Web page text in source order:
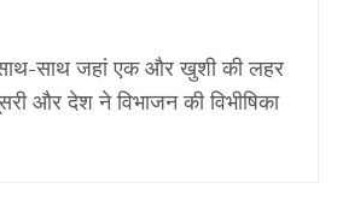
साथ जहां एक और खुशी की लहर
और देश ने विभाजन की विभीषिका